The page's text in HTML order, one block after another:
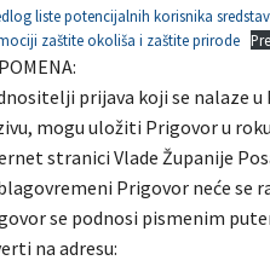
liste potencijalnih korisnika
zaštite okoliša i zaštite prirode
prijava koji se nalaze
mogu uložiti Prigovor u
stranici Vlade Županije
Prigovor neće se
se podnosi pismenim
na adresu: